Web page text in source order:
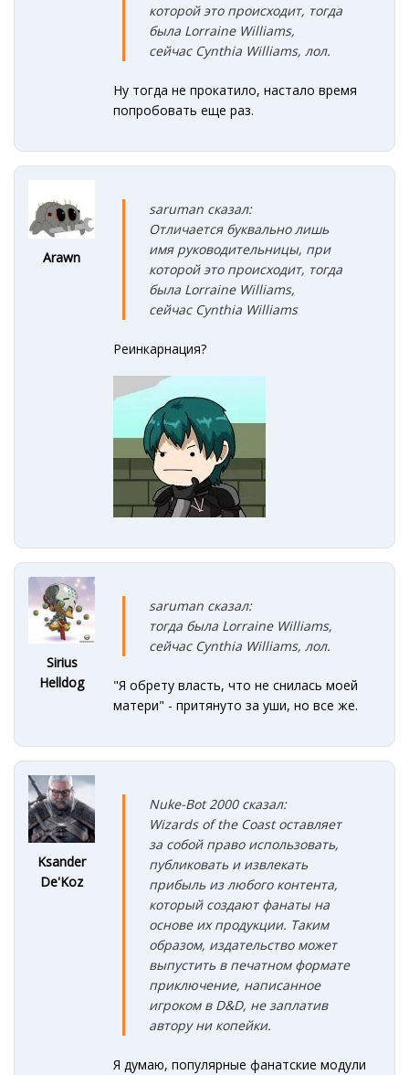
которой это происходит, тогда
была Lorraine Williams,
сейчас Cynthia Williams, лол.
Ну тогда не прокатило, настало время
попробовать еще раз.
Arawn
saruman сказал:
Отличается буквально лишь
имя руководительницы, при
которой это происходит, тогда
была Lorraine Williams,
сейчас Cynthia Williams
Реинкарнация?
Sirius
Helldog
saruman сказал:
тогда была Lorraine Williams,
сейчас Cynthia Williams, лол.
"Я обрету власть, что не снилась моей
матери" - притянуто за уши, но все же.
Ksander
De'Koz
Nuke-Bot 2000 сказал:
Wizards of the Coast оставляет
за собой право использовать,
публиковать и извлекать
прибыль из любого контента,
который создают фанаты на
основе их продукции. Таким
образом, издательство может
выпустить в печатном формате
приключение, написанное
игроком в D&D, не заплатив
автору ни копейки.
Я думаю, популярные фанатские модули